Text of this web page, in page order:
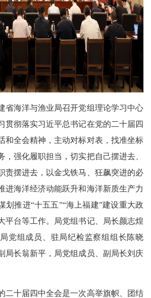
海洋与渔业局召开党组理论学习中心
贯彻落实习近平总书记在党的二十届四
和全会精神，主动对标对表，找准坐标
，强化履职担当，切实把自己摆进去、
责摆进去，以金戈铁马、狂飙突进的必
进海洋经济动能跃升和海洋新质生产力
划推进“十五五”“海上福建”建设重大政
平台等工作。局党组书记、局长颜志煌
党组成员、驻局纪检监察组组长陈晓
局长翁新平，局党组成员、副局长刘庆
十届四中全会是一次高举旗帜、团结